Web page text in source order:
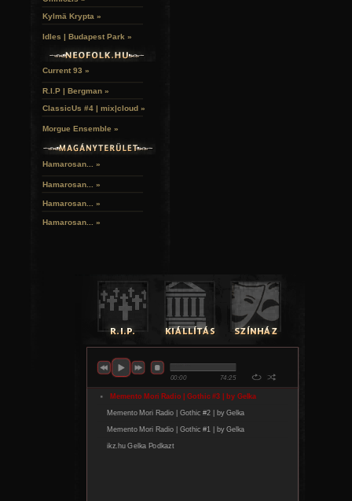
Kylmä Krypta »
Idles | Budapest Park »
Current 93 »
R.I.P | Bergman »
ClassicUs #4 | mix|cloud »
Morgue Ensemble »
Hamarosan... »
Hamarosan... »
Hamarosan... »
Hamarosan... »